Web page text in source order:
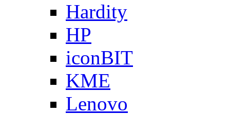
Hardity
HP
iconBIT
KME
Lenovo